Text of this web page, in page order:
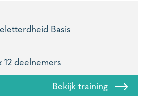
Basis
12 deelnemers
Bekijk training